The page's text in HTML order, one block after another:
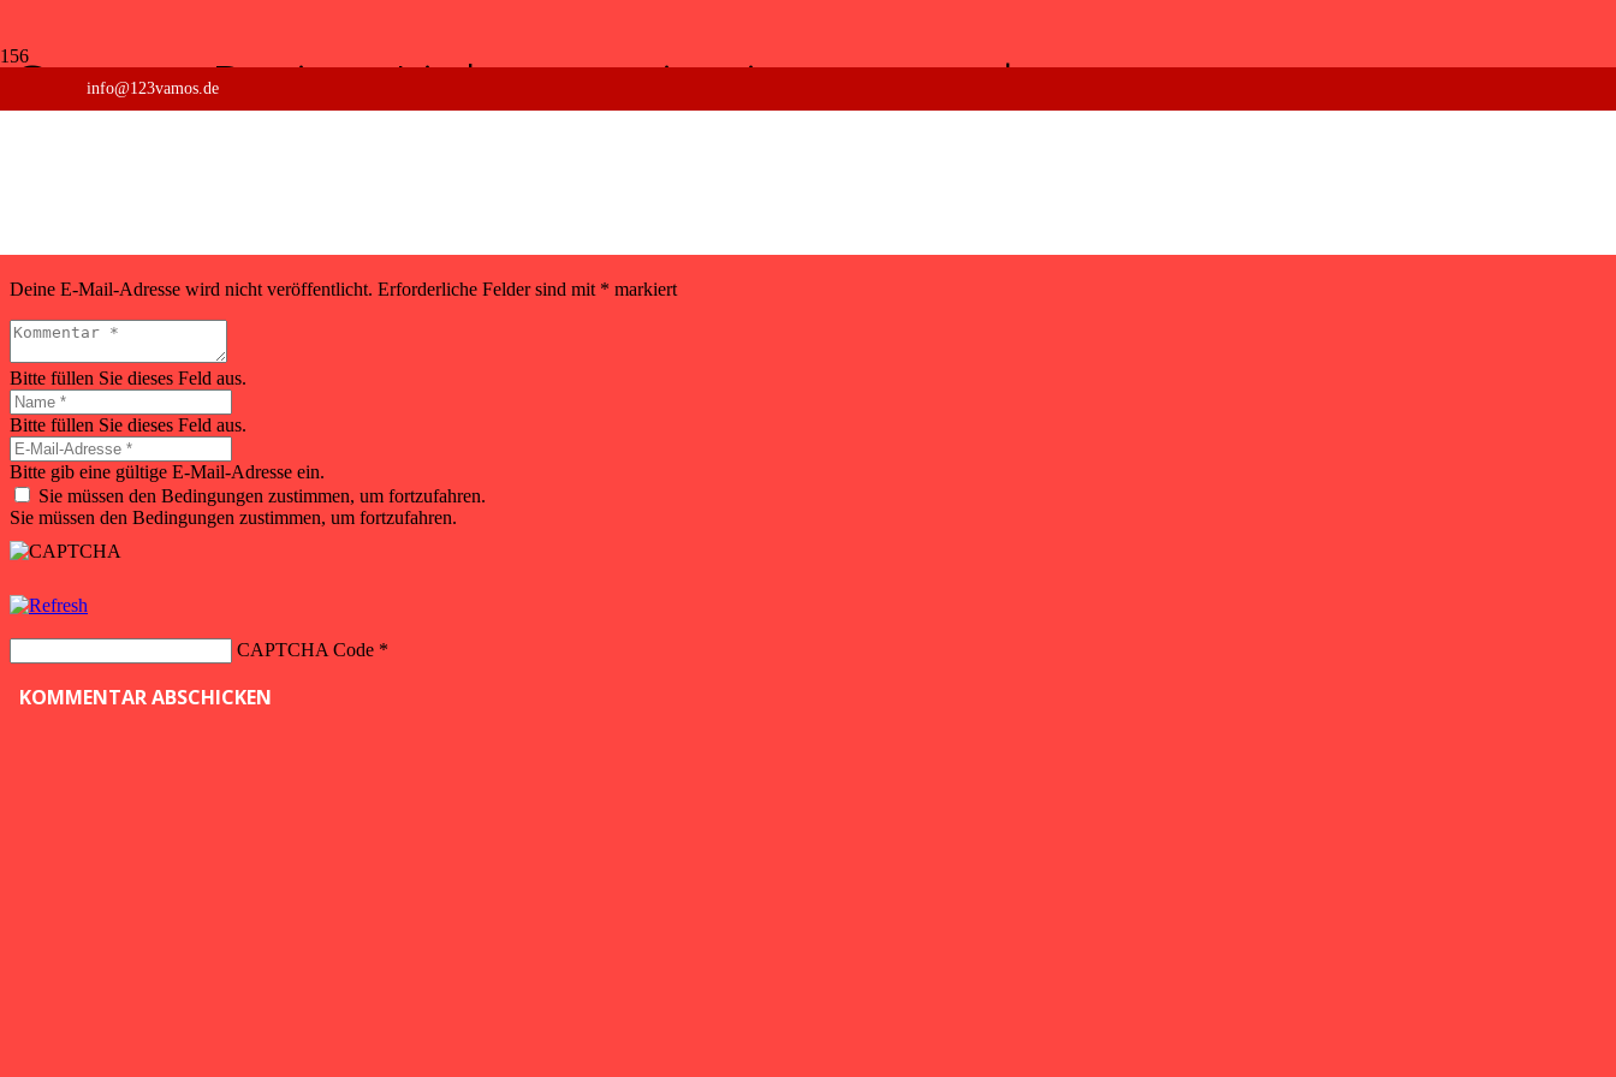
info@123vamos.de
Custom Project Link openning in a new tab
Deine E-Mail-Adresse wird nicht veröffentlicht. Erforderliche Felder sind mit * markiert
Bitte füllen Sie dieses Feld aus.
Bitte füllen Sie dieses Feld aus.
Bitte gib eine gültige E-Mail-Adresse ein.
Sie müssen den Bedingungen zustimmen, um fortzufahren.
Sie müssen den Bedingungen zustimmen, um fortzufahren.
CAPTCHA Code *
KOMMENTAR ABSCHICKEN